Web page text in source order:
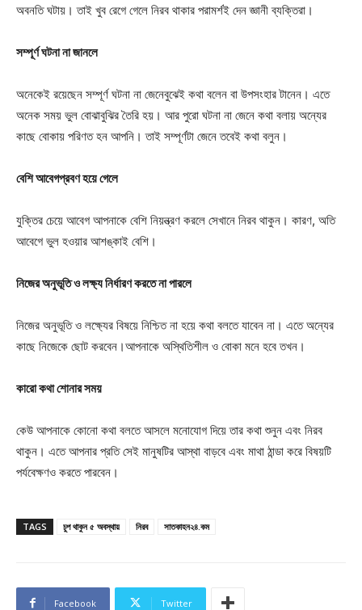
অবনতি ঘটায়। তাই খুব রেগে গেলে নিরব থাকার পরামর্শই দেন জ্ঞানী ব্যক্তিরা।
সম্পূর্ণ ঘটনা না জানলে
অনেকেই রয়েছেন সম্পূর্ণ ঘটনা না জেনেবুঝেই কথা বলেন বা উপসংহার টানেন। এতে
অনেক সময় ভুল বোঝাবুঝির তৈরি হয়। আর পুরো ঘটনা না জেনে কথা বলায় অন্যের
কাছে বোকায় পরিণত হন আপনি। তাই সম্পূর্ণটা জেনে তবেই কথা বলুন।
বেশি আবেগপ্রবণ হয়ে গেলে
যুক্তির চেয়ে আবেগ আপনাকে বেশি নিয়ন্ত্রণ করলে সেখানে নিরব থাকুন। কারণ, অতি
আবেগে ভুল হওয়ার আশঙ্কাই বেশি।
নিজের অনুভূতি ও লক্ষ্য নির্ধারণ করতে না পারলে
নিজের অনুভূতি ও লক্ষ্যের বিষয়ে নিশ্চিত না হয়ে কথা বলতে যাবেন না। এতে অন্যের
কাছে নিজেকে ছোট করবেন।আপনাকে অস্থিতিশীল ও বোকা মনে হবে তখন।
কারো কথা শোনার সময়
কেউ আপনাকে কোনো কথা বলতে আসলে মনোযোগ দিয়ে তার কথা শুনুন এবং নিরব
থাকুন। এতে আপনার প্রতি সেই মানুষটির আস্থা বাড়বে এবং মাথা ঠান্ডা করে বিষয়টি
পর্যবেক্ষণও করতে পারবেন।
TAGS চুপ থাকুন ৫ অবস্থায় নিরব সাতকাহন২৪.কম
Facebook Twitter